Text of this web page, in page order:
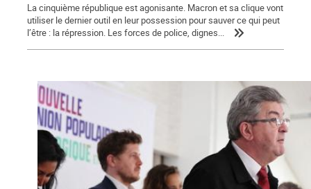
La cinquième république est agonisante. Macron et sa clique vont
utiliser le dernier outil en leur possession pour sauver ce qui peut
l’être : la répression. Les forces de police, dignes...